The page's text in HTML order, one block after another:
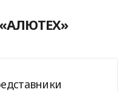
«АЛЮТЕХ»